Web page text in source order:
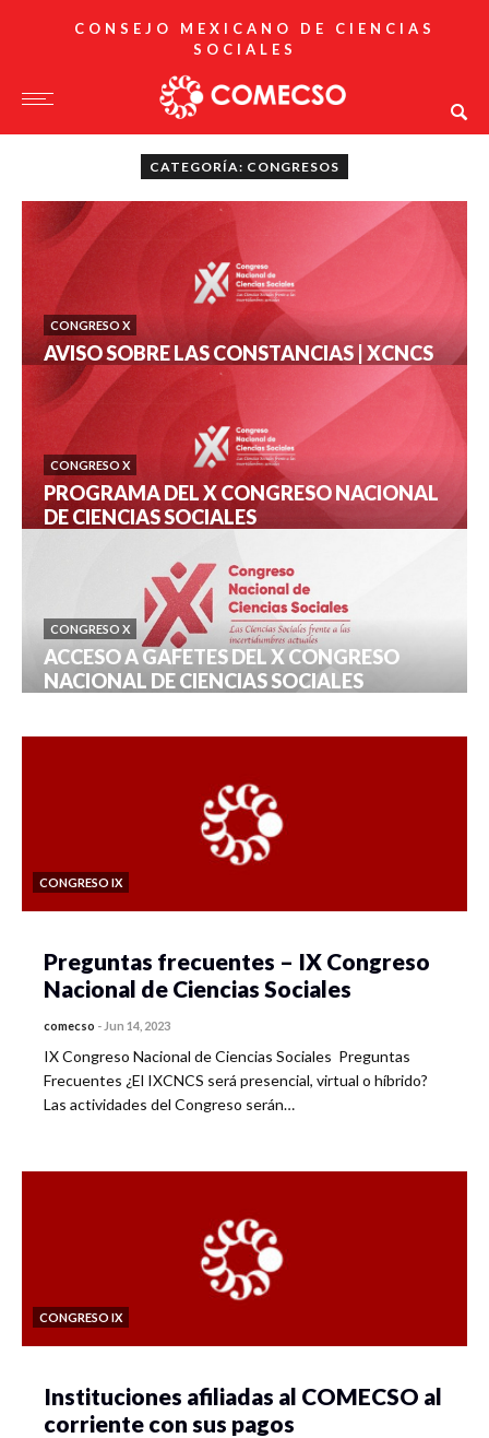
CONSEJO MEXICANO DE CIENCIAS
SOCIALES
CATEGORÍA: CONGRESOS
CONGRESO X
AVISO SOBRE LAS CONSTANCIAS | XCNCS
CONGRESO X
PROGRAMA DEL X CONGRESO NACIONAL
DE CIENCIAS SOCIALES
CONGRESO X
ACCESO A GAFETES DEL X CONGRESO
NACIONAL DE CIENCIAS SOCIALES
CONGRESO IX
Preguntas frecuentes – IX Congreso
Nacional de Ciencias Sociales
comecso - Jun 14, 2023
IX Congreso Nacional de Ciencias Sociales Preguntas
Frecuentes ¿El IXCNCS será presencial, virtual o híbrido?
Las actividades del Congreso serán…
CONGRESO IX
Instituciones afiliadas al COMECSO al
corriente con sus pagos